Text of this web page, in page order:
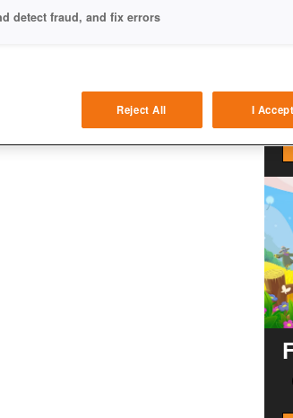
detect fraud, and fix errors
and content
other data sourcesReject All I Accept